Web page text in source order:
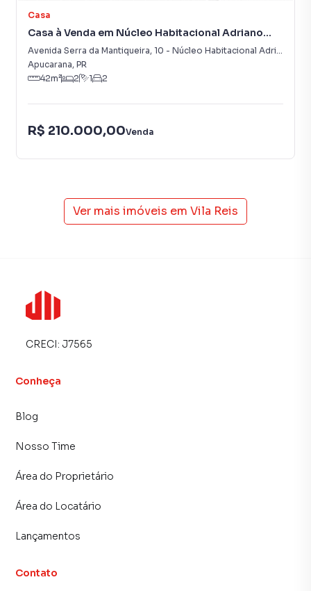
Casa
Casa à Venda em Núcleo Habitacional Adriano
Correia
Avenida Serra da Mantiqueira, 10 - Núcleo Habitacional Adriano Correia
Apucarana, PR
42m² 2 1 2
R$ 210.000,00Venda
Ver mais imóveis em Vila Reis
CRECI: J7565
Conheça
Blog
Nosso Time
Área do Proprietário
Área do Locatário
Lançamentos
Contato